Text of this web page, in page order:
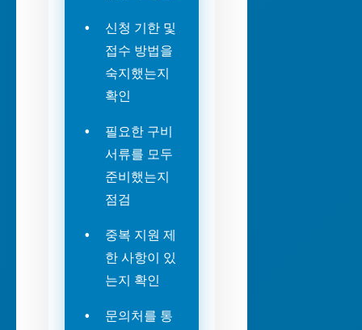
신청 기한 및
접수 방법을
숙지했는지
확인
필요한 구비
서류를 모두
준비했는지
점검
중복 지원 제
한 사항이 있
는지 확인
문의처를 통